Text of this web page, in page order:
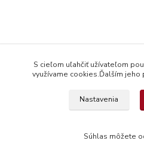
S cieľom uľahčiť užívateľom
využívame cookies.Ďalším
Nastavenia
Súhlas môžete